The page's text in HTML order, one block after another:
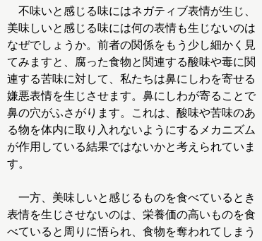
不味いと感じる味にはネガティブ表情が生じ、
美味しいと感じる味には何の表情も生じないのは
なぜでしょうか。前者の関係をもう少し細かく見
てみますと、腐った食物と関連する酸味や毒に関
連する苦味に対して、私たちは鼻にしわを寄せる
嫌悪表情を生じさせます。鼻にしわが寄ることで
鼻の穴がふさがります。これは、酸味や苦味のあ
る物を体内に取り入れないようにするメカニズム
が作用している結果ではないかと考えられていま
す。
一方、美味しいと感じるものを食べているとき
表情を生じさせないのは、栄養価の高いものを食
べていると周りに悟られ、食物を奪われてしまう